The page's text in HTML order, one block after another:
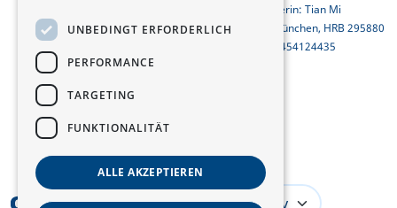
Geschäftsführerin: Tian Mi
Amtsgericht München, HRB 295880
Ust-ID-Nr.: DE454124435
Germany
UNBEDINGT ERFORDERLICH
PERFORMANCE
TARGETING
FUNKTIONALITÄT
ALLE AKZEPTIEREN